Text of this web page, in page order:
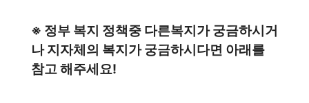
※ 정부 복지 정책중 다른복지가 궁금하시거
나 지자체의 복지가 궁금하시다면 아래를
참고 해주세요!